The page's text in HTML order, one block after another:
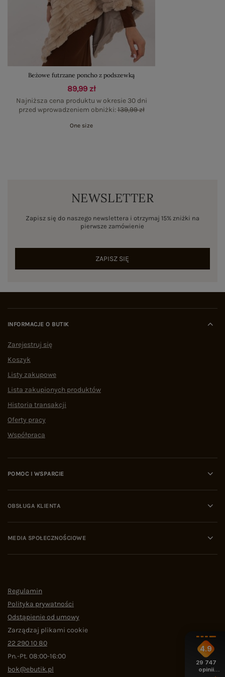
Beżowe futrzane poncho z podszewką
89,99 zł
Najniższa cena produktu w okresie 30 dni
przed wprowadzeniem obniżki:139,99 zł
One size
NEWSLETTER
Zapisz się do naszego newslettera i otrzymaj 15% zniżki na
pierwsze zamówienie
ZAPISZ SIĘ
INFORMACJE O BUTIK
Zarejestruj się
Koszyk
Listy zakupowe
Lista zakupionych produktów
Historia transakcji
Oferty pracy
Współpraca
POMOC I WSPARCIE
OBSŁUGA KLIENTA
MEDIA SPOŁECZNOŚCIOWE
Regulamin
Polityka prywatności
Odstąpienie od umowy
Zarządzaj plikami cookie
22 290 10 80
Pn.-Pt. 08:00-16:00
bok@ebutik.pl
4.9
29 747
opinii